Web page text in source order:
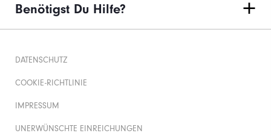
Benötigst Du Hilfe?
DATENSCHUTZ
COOKIE-RICHTLINIE
IMPRESSUM
UNERWÜNSCHTE EINREICHUNGEN